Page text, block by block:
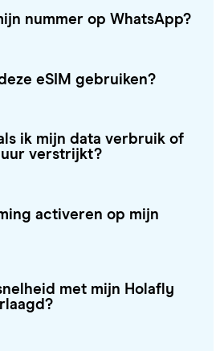
nummer op WhatsApp?
eSIM gebruiken?
ik mijn data verbruik of
verstrijkt?
activeren op mijn
met mijn Holafly